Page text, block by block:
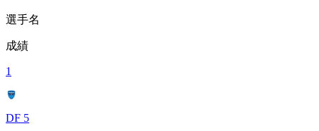
選手名
成績
1
DF 5